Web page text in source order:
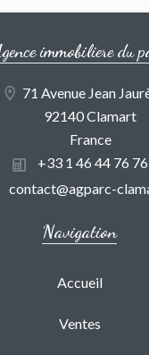
immobiliere du
71 Avenue Jean
92140 Clamart
France
+33 1 46 44 76 76
contact@agparc-
Navigation
Accueil
Ventes